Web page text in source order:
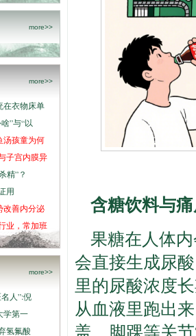
more>>
more>>
在衣物床单
”与“以
汤孩童为何
子宫内膜异
精”？
用
改善内分泌
业，常加班
more>>
人”:倪
学第一
氢氟酸
含糖饮料与
果糖在人体
会直接生成尿
里的尿酸浓度
从血液里跑出